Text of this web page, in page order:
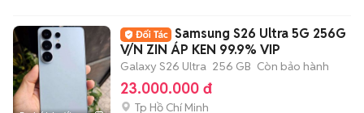
Samsung S26 Ultra 5G 256G
V/N ZIN ÁP KEN 99.9% VIP
Galaxy S26 Ultra 256 GB Còn bảo hành
23.000.000 đ
Tp Hồ Chí Minh